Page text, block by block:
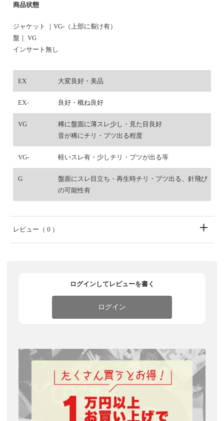
商品状態
ジャケット ｜VG-（上部に裂け有）
盤｜ VG
インサート無し
EX 大変良好・美品
EX- 良好・概ね良好
VG
稀に盤面に薄スレ少し・見た目良好
音が稀にチリ・プツ出る程度
VG- 軽いスレ有・少しチリ・プツが出る等
G
盤面にスレ目立ち・再生時チリ・プツ出る、針飛び
の可能性有
レビュー （ 0 ）
ログインしてレビューを書く
ログイン